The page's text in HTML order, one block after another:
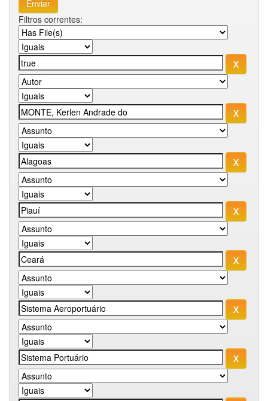
Filtros correntes: